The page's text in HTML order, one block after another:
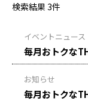
検索結果 3件
イベントニュース
毎月おトクな
お知らせ
毎月おトクな